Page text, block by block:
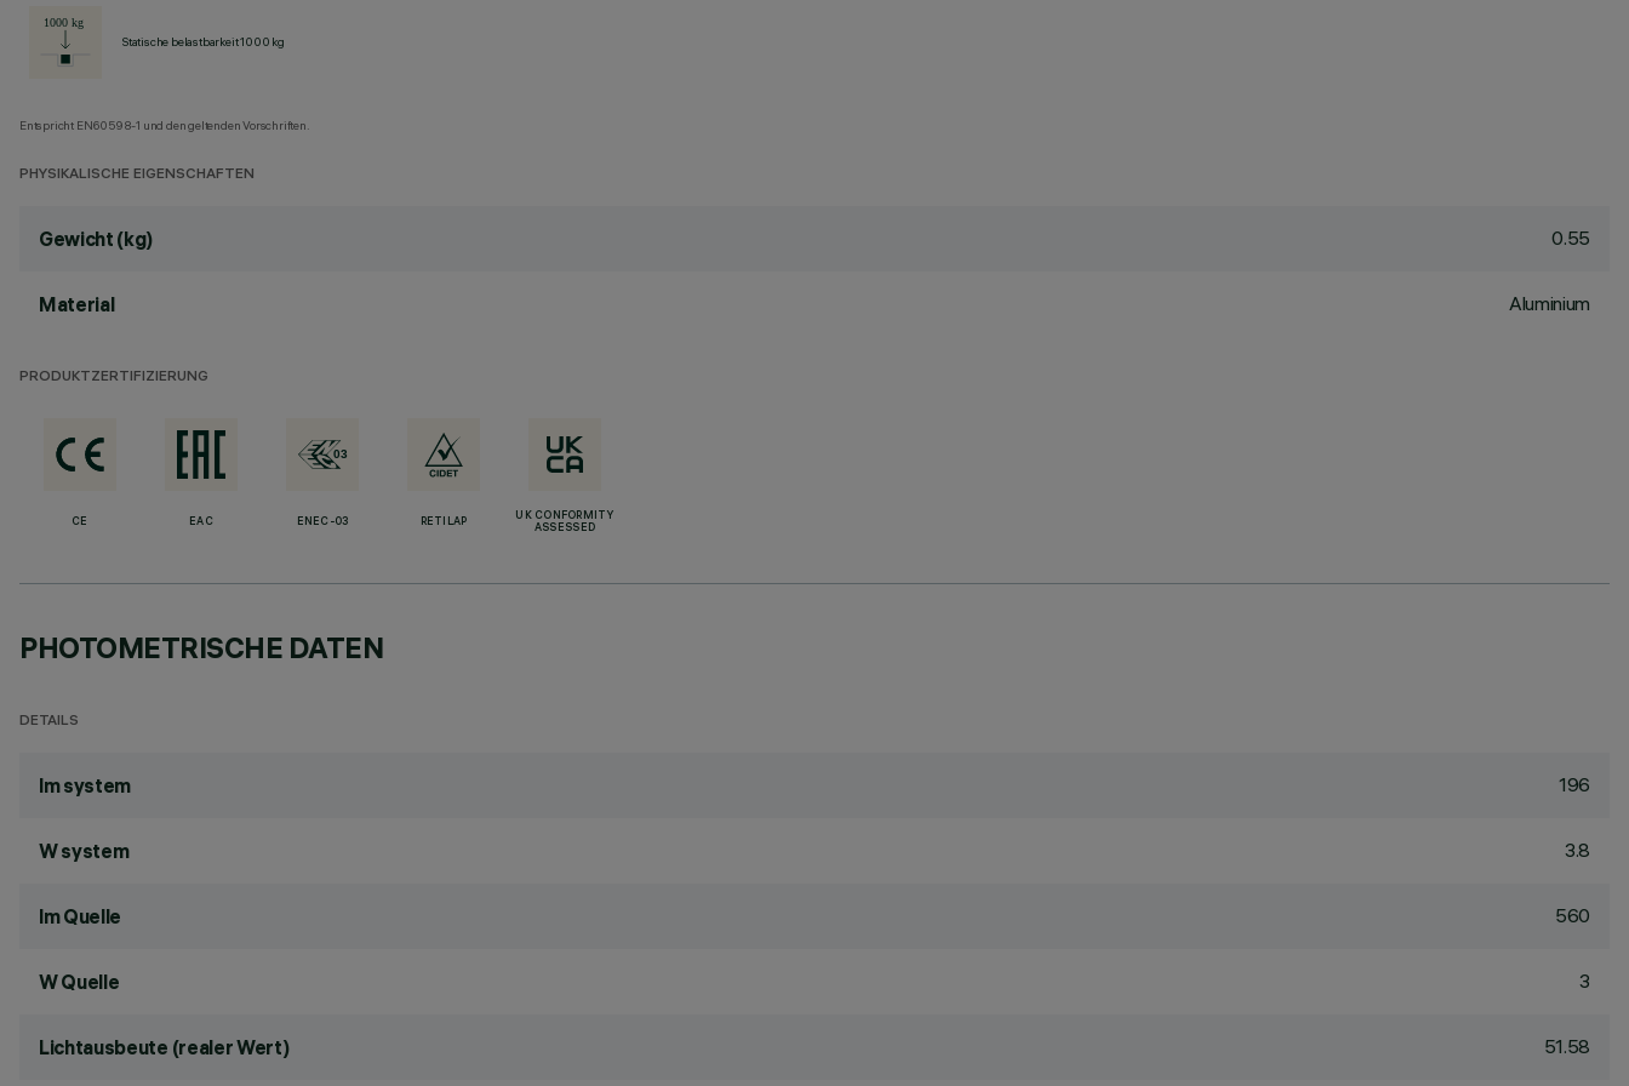
Statische belastbarkeit 1000 kg
Entspricht EN60598-1 und den geltenden Vorschriften.
PHYSIKALISCHE EIGENSCHAFTEN
Gewicht (kg) 0.55
Material Aluminium
PRODUKTZERTIFIZIERUNG
CE EAC ENEC-03 RETILAP
UK CONFORMITY
ASSESSED
PHOTOMETRISCHE DATEN
DETAILS
lm system 196
W system 3.8
lm Quelle 560
W Quelle 3
Lichtausbeute (realer Wert) 51.58